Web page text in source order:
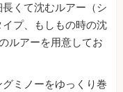
くて沈むルアー（シ
プ、もしもの時の沈
ルアーを用意してお
ミノーをゆっくり巻